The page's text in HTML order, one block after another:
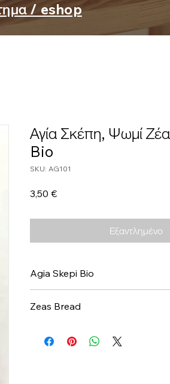
/ eshop
Αγία Σκέπη, Ψωμί
Bio
SKU: AG101
3,50 €Τιμή
Εξαντλημένο
Agia Skepi Bio
Zeas Bread